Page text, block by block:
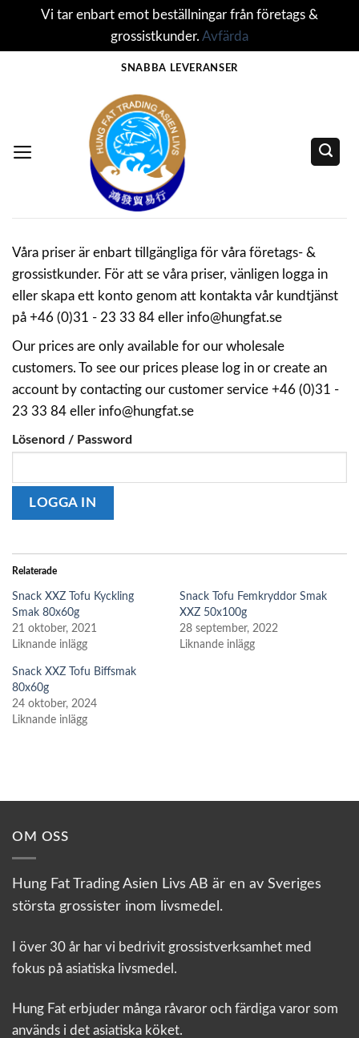
Vi tar enbart emot beställningar från företags &
grossistkunder. Avfärda
SNABBA LEVERANSER
Våra priser är enbart tillgängliga för våra företags- &
grossistkunder. För att se våra priser, vänligen logga in
eller skapa ett konto genom att kontakta vår kundtjänst
på +46 (0)31 - 23 33 84 eller info@hungfat.se
Our prices are only available for our wholesale
customers. To see our prices please log in or create an
account by contacting our customer service +46 (0)31 -
23 33 84 eller info@hungfat.se
Lösenord / Password
Relaterade
Snack XXZ Tofu Kyckling
Smak 80x60g
21 oktober, 2021
Liknande inlägg
Snack Tofu Femkryddor Smak
XXZ 50x100g
28 september, 2022
Liknande inlägg
Snack XXZ Tofu Biffsmak
80x60g
24 oktober, 2024
Liknande inlägg
OM OSS
Hung Fat Trading Asien Livs AB är en av Sveriges
största grossister inom livsmedel.
I över 30 år har vi bedrivit grossistverksamhet med
fokus på asiatiska livsmedel.
Hung Fat erbjuder många råvaror och färdiga varor som
används i det asiatiska köket.